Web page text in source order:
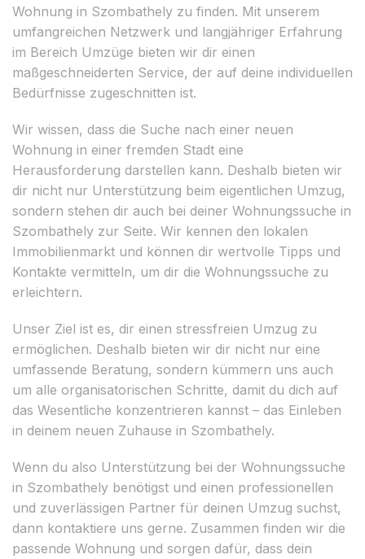
Wohnung in Szombathely zu finden. Mit unserem
umfangreichen Netzwerk und langjähriger Erfahrung
im Bereich Umzüge bieten wir dir einen
maßgeschneiderten Service, der auf deine individuellen
Bedürfnisse zugeschnitten ist.
Wir wissen, dass die Suche nach einer neuen
Wohnung in einer fremden Stadt eine
Herausforderung darstellen kann. Deshalb bieten wir
dir nicht nur Unterstützung beim eigentlichen Umzug,
sondern stehen dir auch bei deiner Wohnungssuche in
Szombathely zur Seite. Wir kennen den lokalen
Immobilienmarkt und können dir wertvolle Tipps und
Kontakte vermitteln, um dir die Wohnungssuche zu
erleichtern.
Unser Ziel ist es, dir einen stressfreien Umzug zu
ermöglichen. Deshalb bieten wir dir nicht nur eine
umfassende Beratung, sondern kümmern uns auch
um alle organisatorischen Schritte, damit du dich auf
das Wesentliche konzentrieren kannst – das Einleben
in deinem neuen Zuhause in Szombathely.
Wenn du also Unterstützung bei der Wohnungssuche
in Szombathely benötigst und einen professionellen
und zuverlässigen Partner für deinen Umzug suchst,
dann kontaktiere uns gerne. Zusammen finden wir die
passende Wohnung und sorgen dafür, dass dein